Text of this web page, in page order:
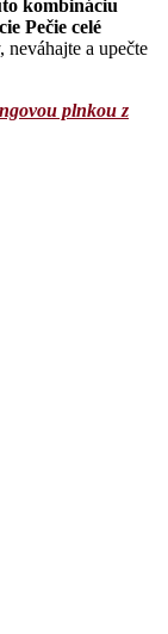
kombináciu
Pečie celé
a upečte
plnkou z